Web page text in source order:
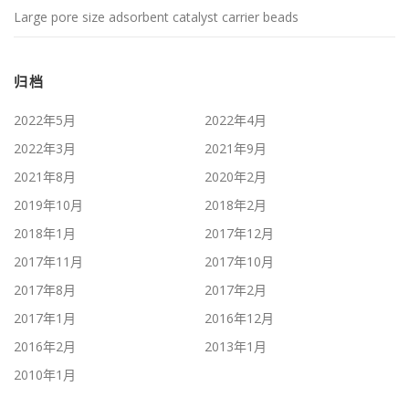
Large pore size adsorbent catalyst carrier beads
归档
2022年5月
2022年4月
2022年3月
2021年9月
2021年8月
2020年2月
2019年10月
2018年2月
2018年1月
2017年12月
2017年11月
2017年10月
2017年8月
2017年2月
2017年1月
2016年12月
2016年2月
2013年1月
2010年1月